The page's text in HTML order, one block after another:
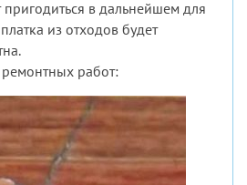
пригодиться в дальнейшем для
из отходов будет
ремонтных работ: